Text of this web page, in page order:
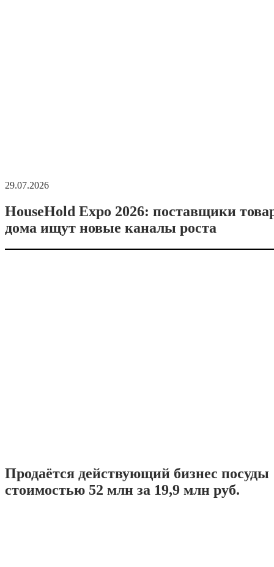
29.07.2026
HouseHold Expo 2026: поставщики
дома ищут новые каналы роста
Продаётся действующий бизнес посуды
стоимостью 52 млн за 19,9 млн руб.